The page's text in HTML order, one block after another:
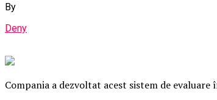
By
Deny
Compania a dezvoltat acest sistem de